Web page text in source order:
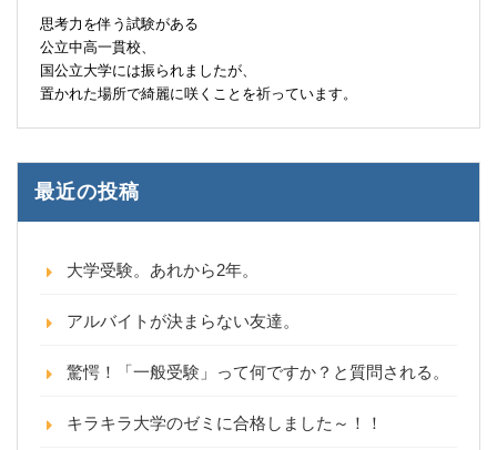
思考力を伴う試験がある
公立中高一貫校、
国公立大学には振られましたが、
置かれた場所で綺麗に咲くことを祈っています。
最近の投稿
大学受験。あれから2年。
アルバイトが決まらない友達。
驚愕！「一般受験」って何ですか？と質問される。
キラキラ大学のゼミに合格しました～！！